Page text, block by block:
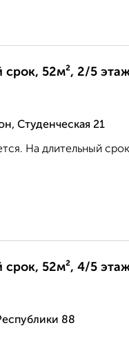
срок, 52м², 2/5
Студенческая 21
На длительный
срок, 52м², 4/5
88